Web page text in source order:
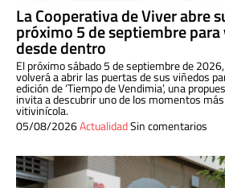
La Cooperativa de Viver abre
próximo 5 de septiembre
desde dentro
El próximo sábado 5 de septiembre de
volverá a abrir las puertas de sus viñedos
edición de ‘Tiempo de Vendimia’, una
invita a descubrir uno de los momentos
vitivinícola.
05/08/2026ActualidadSin comentarios